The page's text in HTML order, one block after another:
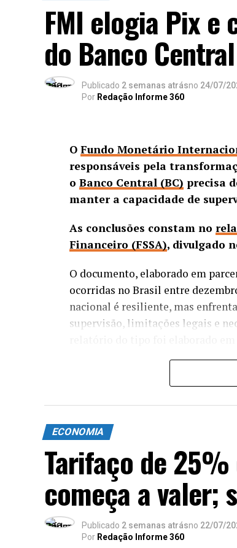
FMI elogia Pix e
do Banco Central
Publicado 2 semanas atrásno 24/07/
Por Redação Informe 360
O Fundo Monetário
responsáveis pela
o Banco Central (BC) precisa
manter a capacidade de
As conclusões constam no
Financeiro (FSSA), divulgado
O documento, elaborado em
ocorridas no Brasil entre
nacional é resiliente, mas
supervisão, limitações legais e
“Os bancos
concentração
fomentar a
resultando
baixas.”
ECONOMIA
Tarifaço de 25%
começa a valer;
Publicado 2 semanas atrásno 22/07/
Por Redação Informe 360